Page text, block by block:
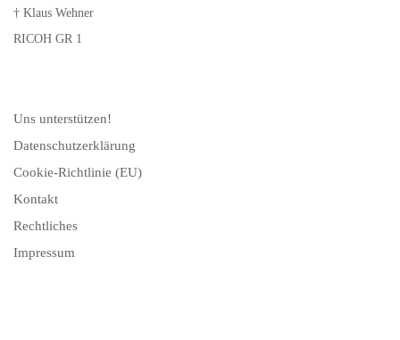
† Klaus Wehner
RICOH GR 1
Uns unterstützen!
Datenschutzerklärung
Cookie-Richtlinie (EU)
Kontakt
Rechtliches
Impressum